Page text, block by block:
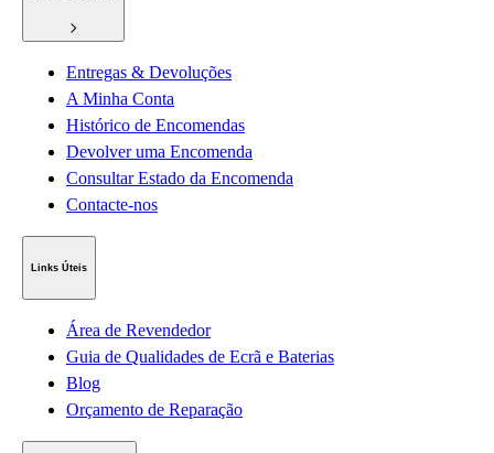
Entregas & Devoluções
A Minha Conta
Histórico de Encomendas
Devolver uma Encomenda
Consultar Estado da Encomenda
Contacte-nos
Links Úteis
Área de Revendedor
Guia de Qualidades de Ecrã e Baterias
Blog
Orçamento de Reparação